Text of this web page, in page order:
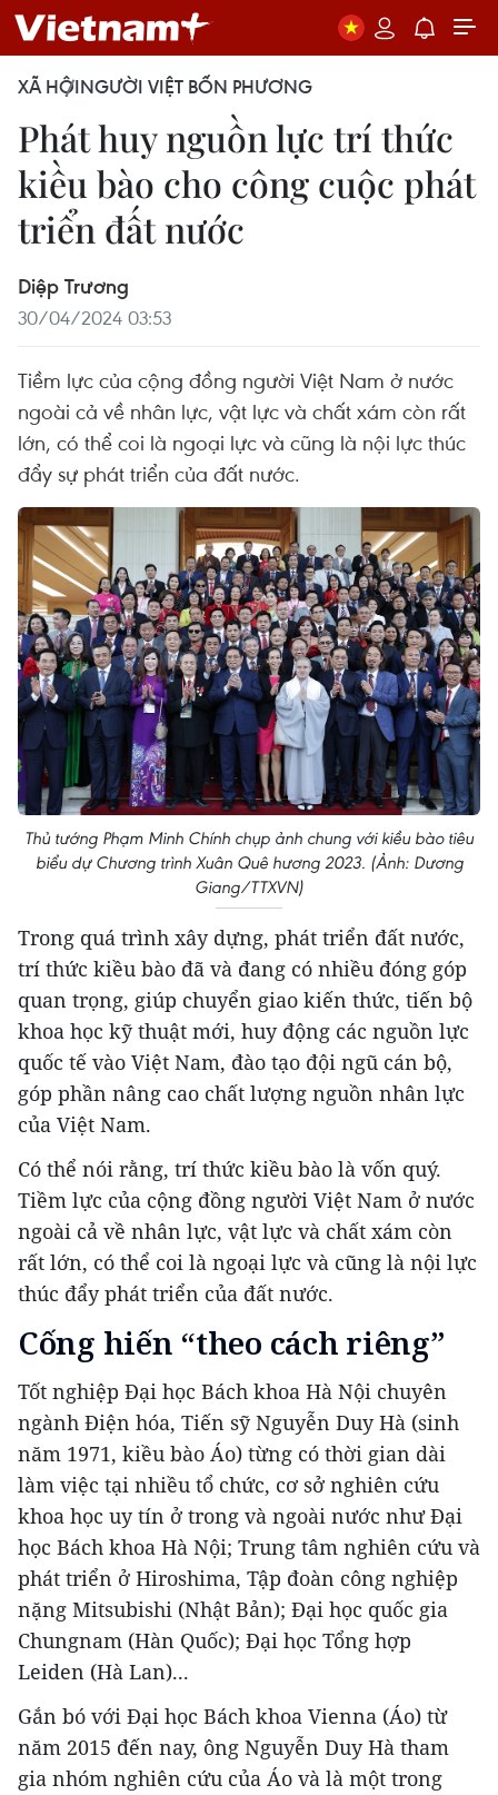
XÃ HỘINGƯỜI VIỆT BỐN PHƯƠNG
Phát huy nguồn lực trí thức
kiều bào cho công cuộc phát
triển đất nước
Diệp Trương
30/04/2024 03:53
Tiềm lực của cộng đồng người Việt Nam ở nước
ngoài cả về nhân lực, vật lực và chất xám còn rất
lớn, có thể coi là ngoại lực và cũng là nội lực thúc
đẩy sự phát triển của đất nước.
Thủ tướng Phạm Minh Chính chụp ảnh chung với kiều bào tiêu
biểu dự Chương trình Xuân Quê hương 2023. (Ảnh: Dương
Giang/TTXVN)
Trong quá trình xây dựng, phát triển đất nước,
trí thức kiều bào đã và đang có nhiều đóng góp
quan trọng, giúp chuyển giao kiến thức, tiến bộ
khoa học kỹ thuật mới, huy động các nguồn lực
quốc tế vào Việt Nam, đào tạo đội ngũ cán bộ,
góp phần nâng cao chất lượng nguồn nhân lực
của Việt Nam.
Có thể nói rằng, trí thức kiều bào là vốn quý.
Tiềm lực của cộng đồng người Việt Nam ở nước
ngoài cả về nhân lực, vật lực và chất xám còn
rất lớn, có thể coi là ngoại lực và cũng là nội lực
thúc đẩy phát triển của đất nước.
Cống hiến “theo cách riêng”
Tốt nghiệp Đại học Bách khoa Hà Nội chuyên
ngành Điện hóa, Tiến sỹ Nguyễn Duy Hà (sinh
năm 1971, kiều bào Áo) từng có thời gian dài
làm việc tại nhiều tổ chức, cơ sở nghiên cứu
khoa học uy tín ở trong và ngoài nước như Đại
học Bách khoa Hà Nội; Trung tâm nghiên cứu và
phát triển ở Hiroshima, Tập đoàn công nghiệp
nặng Mitsubishi (Nhật Bản); Đại học quốc gia
Chungnam (Hàn Quốc); Đại học Tổng hợp
Leiden (Hà Lan)...
Gắn bó với Đại học Bách khoa Vienna (Áo) từ
năm 2015 đến nay, ông Nguyễn Duy Hà tham
gia nhóm nghiên cứu của Áo và là một trong